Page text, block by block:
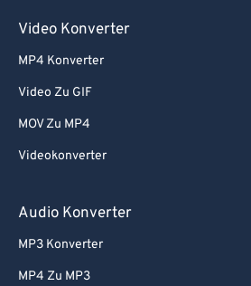
Video Konverter
MP4 Konverter
Video Zu GIF
MOV Zu MP4
Videokonverter
Audio Konverter
MP3 Konverter
MP4 Zu MP3